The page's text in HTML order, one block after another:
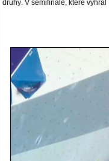
druhý. V semifinále, které